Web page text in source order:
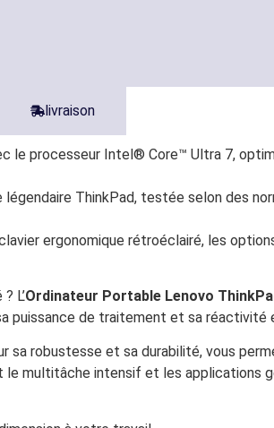
livraison
processeur Intel® Core™ Ultra 7,
ThinkPad, testée selon des
ergonomique rétroéclairé, les
L’Ordinateur Portable Lenovo
puissance de traitement et sa réactivité
sa robustesse et sa durabilité, vous
multitâche intensif et les applications